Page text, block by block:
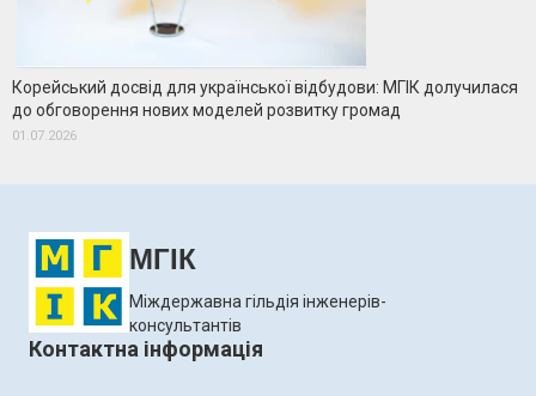
Корейський досвід для української відбудови: МГІК долучилася
до обговорення нових моделей розвитку громад
01.07.2026
МГІК
Міждержавна гільдія інженерів-
консультантів
Контактна інформація